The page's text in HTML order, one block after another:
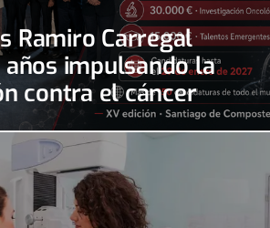
Ramiro Carregal
años impulsando la
contra el cáncer